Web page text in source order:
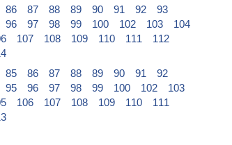
86 87 88 89 90 91 92
93
96 97 98 99 100 102 103
104
107 108 109 110 111
112
85 86 87 88 89 90 91
92
95 96 97 98 99 100 102
103
106 107 108 109 110
111